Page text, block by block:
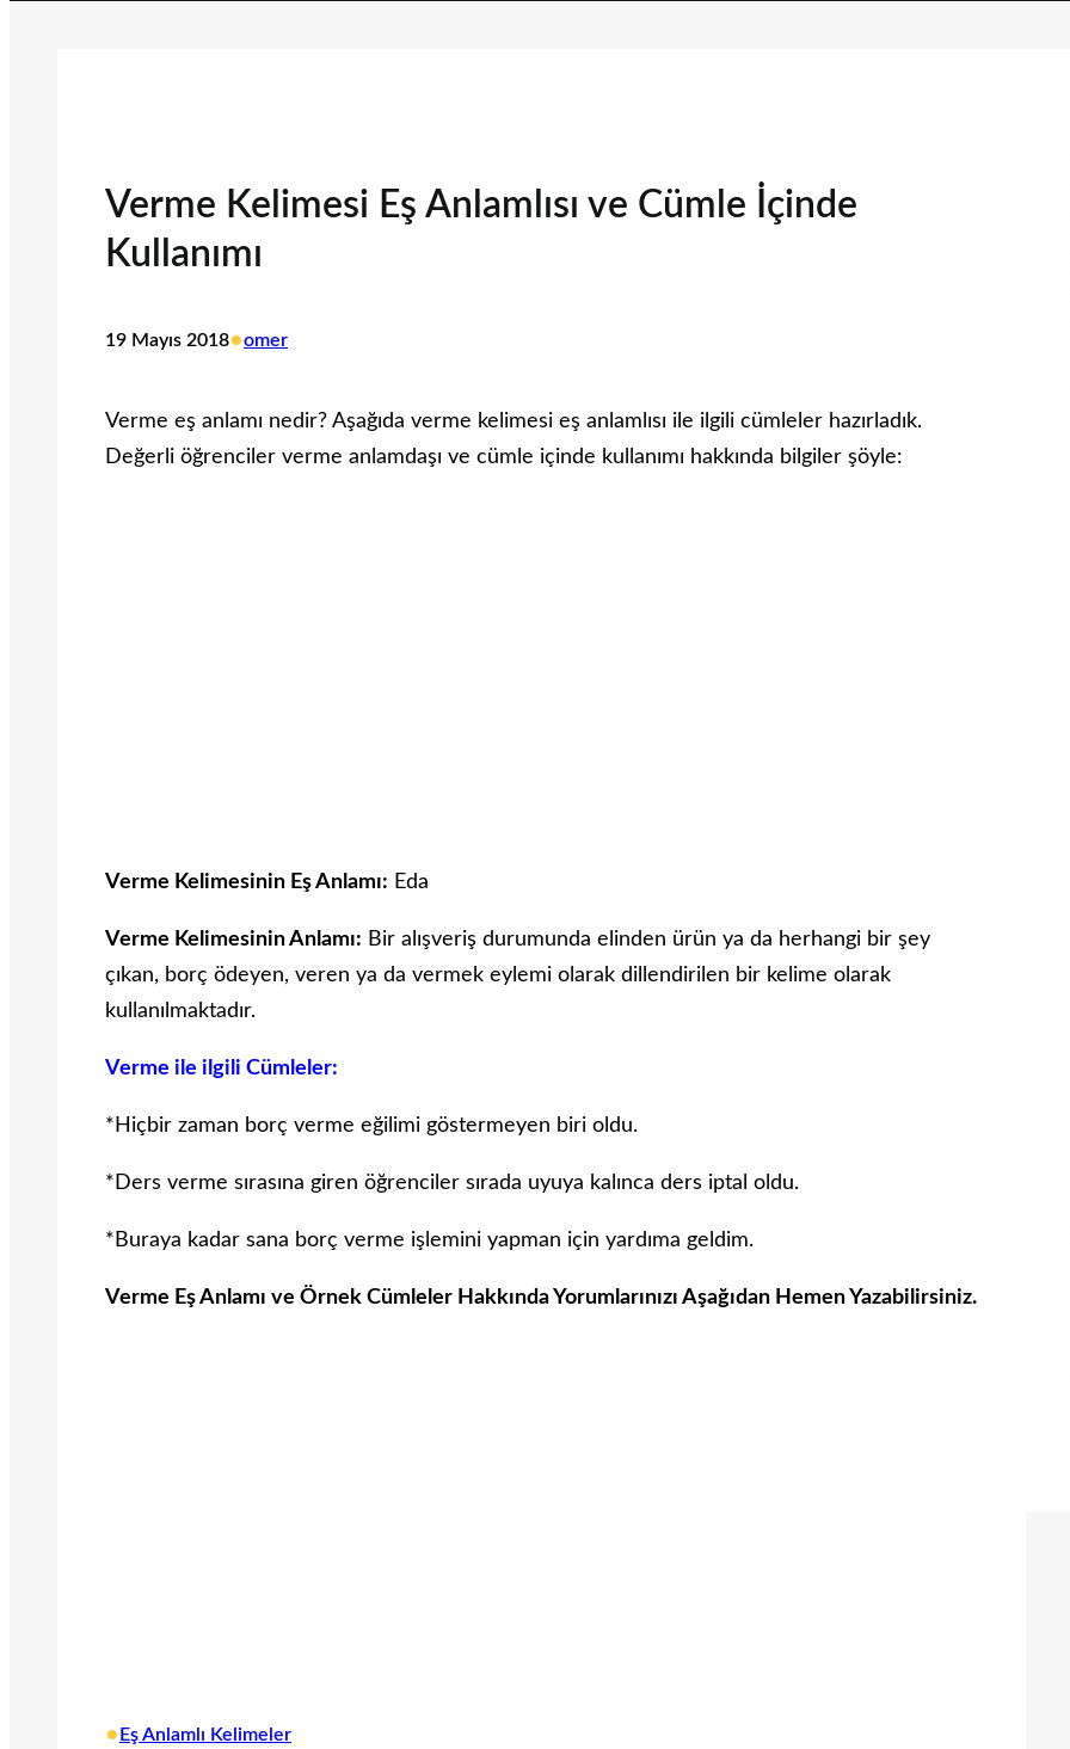
Verme Kelimesi Eş Anlamlısı ve Cümle İçinde
Kullanımı
19 Mayıs 2018•omer
Verme eş anlamı nedir? Aşağıda verme kelimesi eş anlamlısı ile ilgili cümleler hazırladık.
Değerli öğrenciler verme anlamdaşı ve cümle içinde kullanımı hakkında bilgiler şöyle:
Verme Kelimesinin Eş Anlamı: Eda
Verme Kelimesinin Anlamı: Bir alışveriş durumunda elinden ürün ya da herhangi bir şey
çıkan, borç ödeyen, veren ya da vermek eylemi olarak dillendirilen bir kelime olarak
kullanılmaktadır.
Verme ile ilgili Cümleler:
*Hiçbir zaman borç verme eğilimi göstermeyen biri oldu.
*Ders verme sırasına giren öğrenciler sırada uyuya kalınca ders iptal oldu.
*Buraya kadar sana borç verme işlemini yapman için yardıma geldim.
Verme Eş Anlamı ve Örnek Cümleler Hakkında Yorumlarınızı Aşağıdan Hemen Yazabilirsiniz.
• Eş Anlamlı Kelimeler